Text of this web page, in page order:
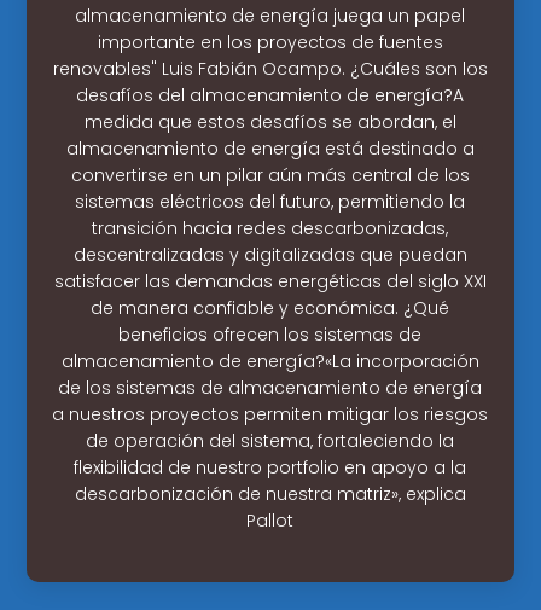
almacenamiento de energía juega un papel
importante en los proyectos de fuentes
renovables" Luis Fabián Ocampo. ¿Cuáles son los
desafíos del almacenamiento de energía?A
medida que estos desafíos se abordan, el
almacenamiento de energía está destinado a
convertirse en un pilar aún más central de los
sistemas eléctricos del futuro, permitiendo la
transición hacia redes descarbonizadas,
descentralizadas y digitalizadas que puedan
satisfacer las demandas energéticas del siglo XXI
de manera confiable y económica. ¿Qué
beneficios ofrecen los sistemas de
almacenamiento de energía?«La incorporación
de los sistemas de almacenamiento de energía
a nuestros proyectos permiten mitigar los riesgos
de operación del sistema, fortaleciendo la
flexibilidad de nuestro portfolio en apoyo a la
descarbonización de nuestra matriz», explica
Pallot